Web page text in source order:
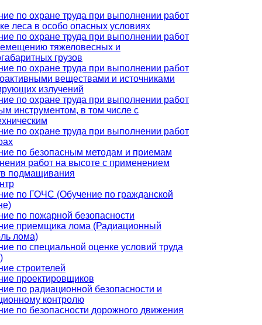
по охране труда при выполнении работ
леса в особо опасных условиях
по охране труда при выполнении работ
тяжеловесных и
грузов
по охране труда при выполнении работ
веществами и источниками
излучений
по охране труда при выполнении работ
инструментом, в том числе с
по охране труда при выполнении работ
по безопасным методам и приемам
работ на высоте с применением
подмащивания
по ГОЧС (Обучение по гражданской
по пожарной безопасности
приемщика лома (Радиационный
лома)
по специальной оценке условий труда
строителей
проектировщиков
по радиационной безопасности и
контролю
по безопасности дорожного движения